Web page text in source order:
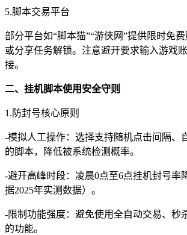
5.脚本交易平台
部分平台如“脚本猫”“游侠网”提供限时免
或分享任务解锁。注意避开要求输入游戏
接。
二、挂机脚本使用安全守则
1.防封号核心原则
-模拟人工操作：选择支持随机点击间隔、
的脚本，降低被系统检测概率。
-避开高峰时段：凌晨0点至6点挂机封号率
据2025年实测数据）。
-限制功能强度：避免使用全自动交易、秒
的功能。